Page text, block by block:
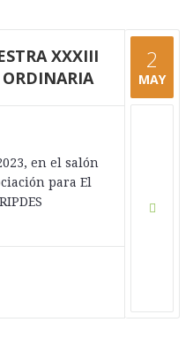
XXXIII
en el salón
para El
2
MAY